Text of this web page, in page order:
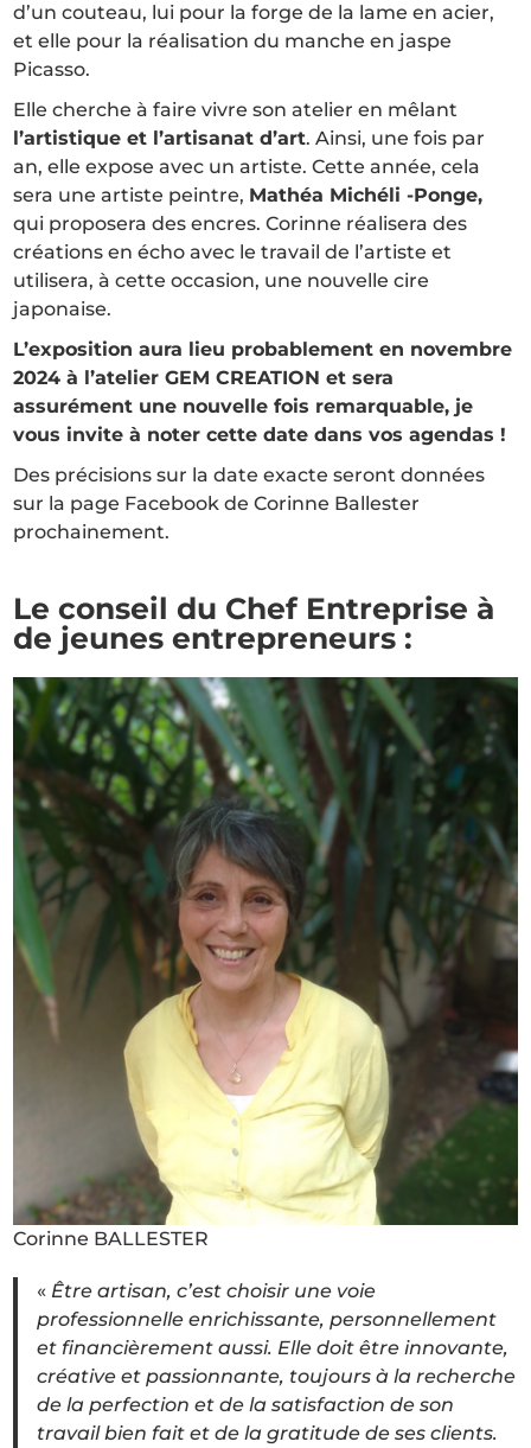
d’un couteau, lui pour la forge de la lame en acier,
et elle pour la réalisation du manche en jaspe
Picasso.
Elle cherche à faire vivre son atelier en mêlant
l’artistique et l’artisanat d’art. Ainsi, une fois par
an, elle expose avec un artiste. Cette année, cela
sera une artiste peintre, Mathéa Michéli -Ponge,
qui proposera des encres. Corinne réalisera des
créations en écho avec le travail de l’artiste et
utilisera, à cette occasion, une nouvelle cire
japonaise.
L’exposition aura lieu probablement en novembre
2024 à l’atelier GEM CREATION et sera
assurément une nouvelle fois remarquable, je
vous invite à noter cette date dans vos agendas !
Des précisions sur la date exacte seront données
sur la page Facebook de Corinne Ballester
prochainement.
Le conseil du Chef Entreprise à
de jeunes entrepreneurs :
Corinne BALLESTER
« Être artisan, c’est choisir une voie
professionnelle enrichissante, personnellement
et financièrement aussi. Elle doit être innovante,
créative et passionnante, toujours à la recherche
de la perfection et de la satisfaction de son
travail bien fait et de la gratitude de ses clients.